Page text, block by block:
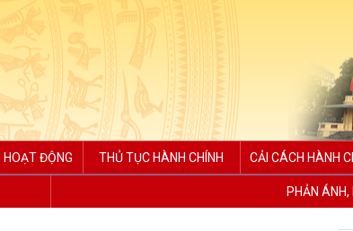
HOẠT ĐỘNG THỦ TỤC HÀNH CHÍNH CẢI CÁCH HÀNH
PHẢN ÁNH,